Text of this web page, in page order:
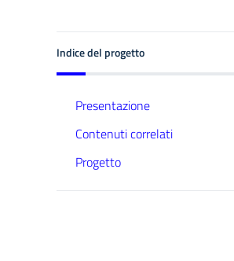
Indice del progetto
Presentazione
Contenuti correlati
Progetto